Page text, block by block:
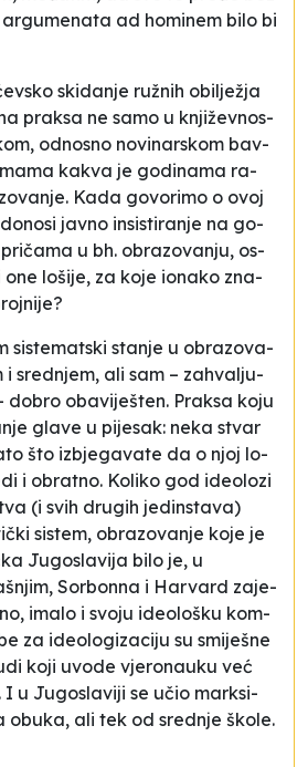
ad hominem bi­lo bi
ski­da­nje ružnih obi­lježja
pra­ksa ne sa­mo u knjiže­vnos­
odno­sno no­vi­nar­skom bav­
kakva je go­di­na­ma ra­
Ka­da go­vo­ri­mo o ovoj
ja­vno in­sis­ti­ra­nje na go­
u bh. obra­zo­va­nju, os­
lo­ši­je, za ko­je iona­ko zna­
sis­te­mat­ski sta­nje u obra­zo­va­
i sre­dnjem, ali sam – za­hva­lju­
do­bro oba­vi­je­šten. Pra­ksa ko­ju
gla­ve u pi­je­sak: ne­ka stvar
što iz­bje­ga­va­te da o njoj lo­
i obra­tno. Ko­li­ko god ide­olo­zi
(i svih dru­gih je­din­sta­va)
sis­tem, obra­zo­va­nje ko­je je
Ju­go­sla­vi­ja bi­lo je, u
Sor­bon­na i Har­vard za­je­
ima­lo i svo­ju ideolo­šku kom­
za ide­olo­gi­za­ci­ju su smi­je­šne
ko­ji uvo­de vje­ro­na­uku već
I u Ju­go­sla­vi­ji se učio mar­ksi­
obu­ka, ali tek od sre­dnje ško­le.